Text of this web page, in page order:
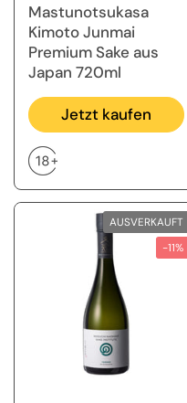
Mastunotsukasa
Kimoto Junmai
Premium Sake aus
Japan 720ml
Jetzt kaufen
AUSVERKAUFT
-11%